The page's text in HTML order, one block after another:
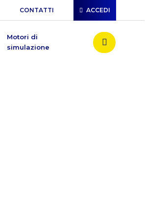
CONTATTI ACCEDI
Motori di
simulazione
search